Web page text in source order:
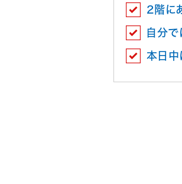
2階に
自分で
本日中